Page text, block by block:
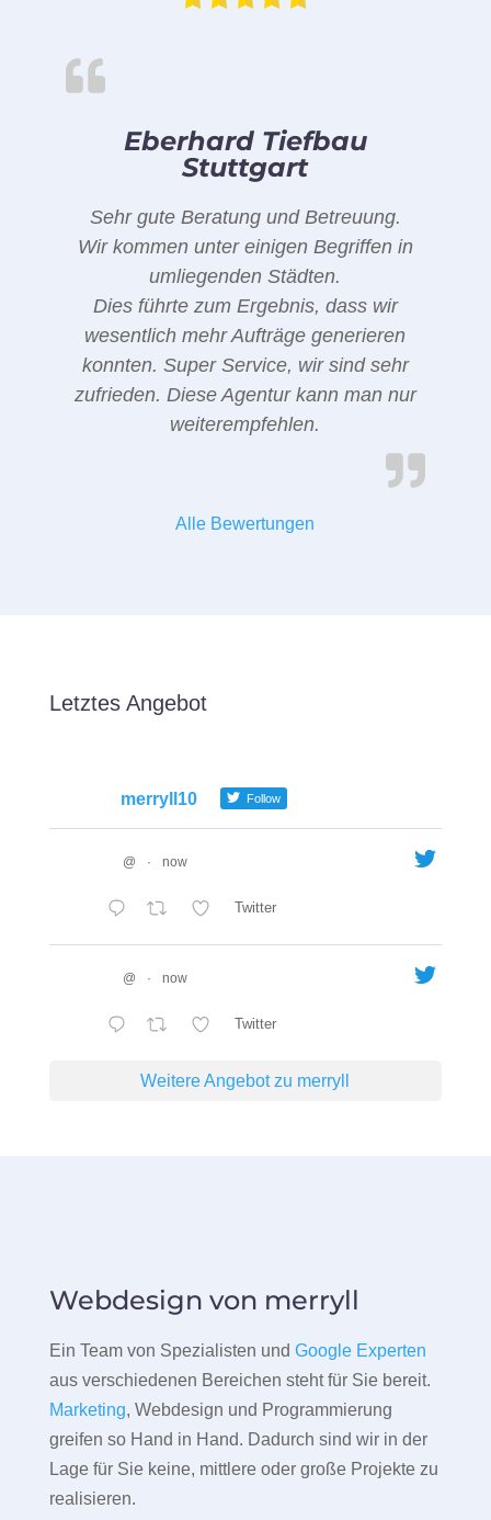
Eberhard Tiefbau
Stuttgart
Sehr gute Beratung und Betreuung.
Wir kommen unter einigen Begriffen in
umliegenden Städten.
Dies führte zum Ergebnis, dass wir
wesentlich mehr Aufträge generieren
konnten. Super Service, wir sind sehr
zufrieden. Diese Agentur kann man nur
weiterempfehlen.
Alle Bewertungen
Letztes Angebot
merryll10 Follow
@ · now
Twitter
@ · now
Twitter
Weitere Angebot zu merryll
Webdesign von merryll
Ein Team von Spezialisten und Google Experten
aus verschiedenen Bereichen steht für Sie bereit.
Marketing, Webdesign und Programmierung
greifen so Hand in Hand. Dadurch sind wir in der
Lage für Sie keine, mittlere oder große Projekte zu
realisieren.